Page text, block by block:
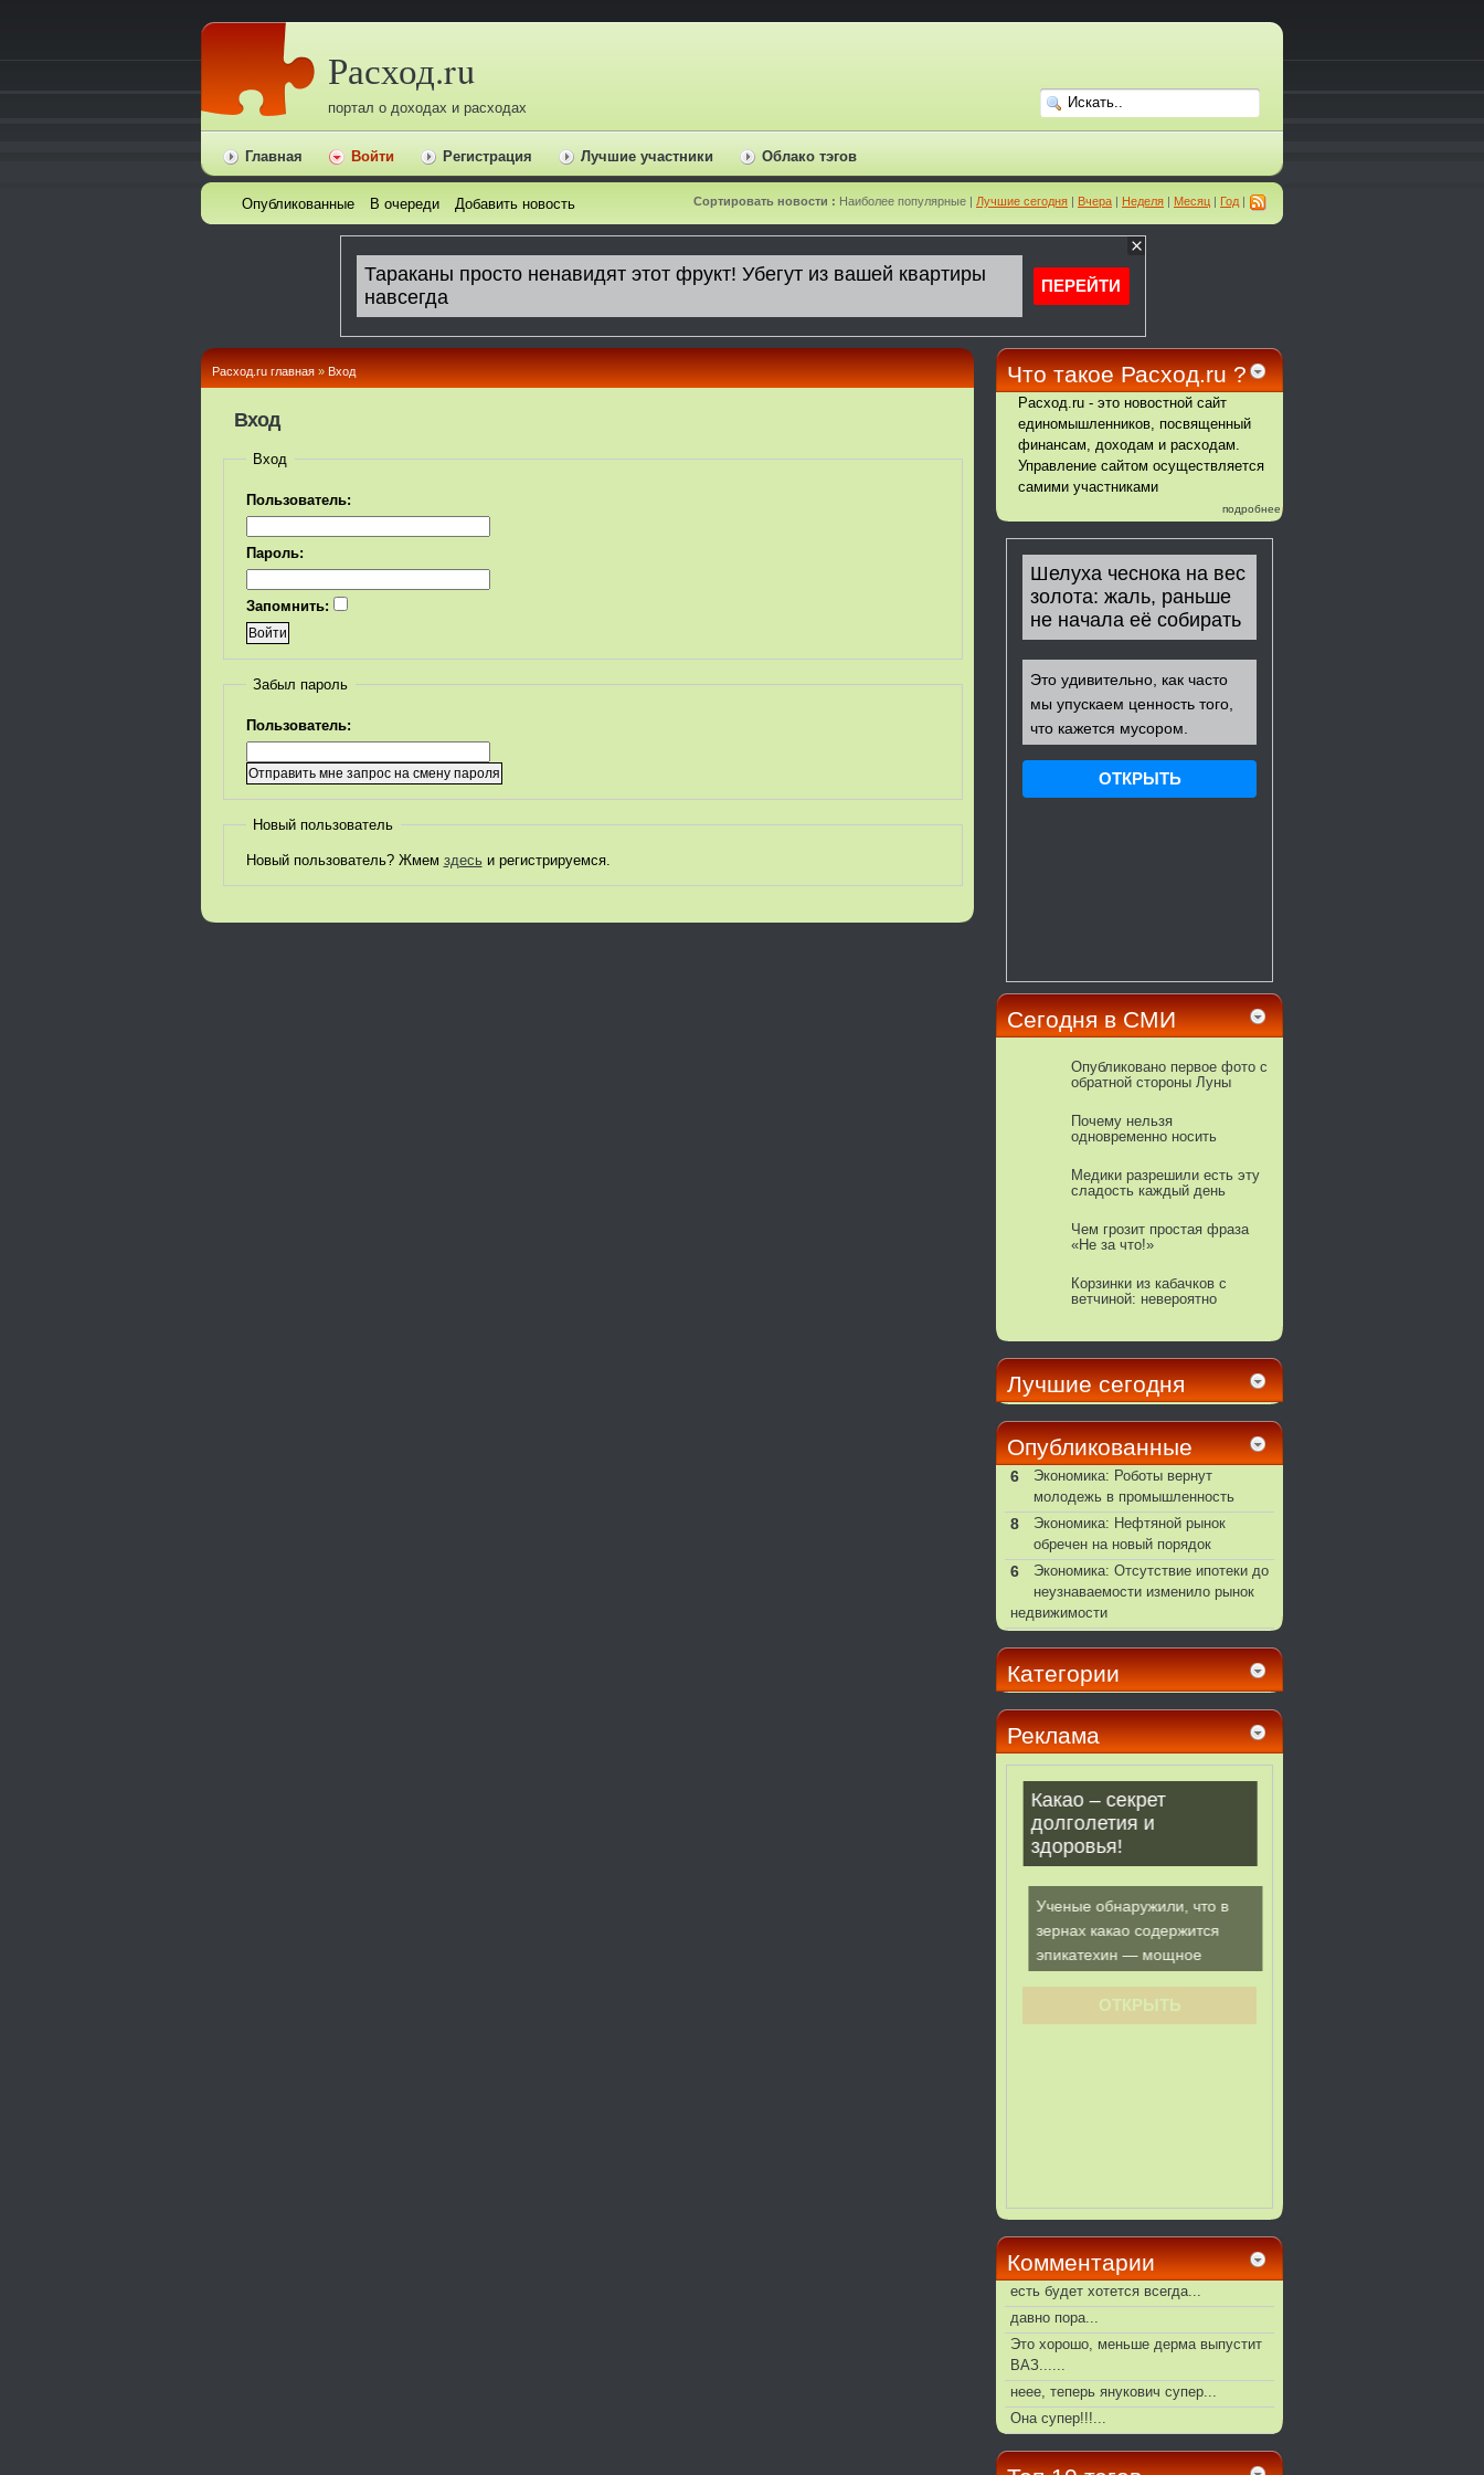
Расход.ru
портал о доходах и расходах
Главная Войти Регистрация Лучшие участники Облако тэгов
Сортировать новости : Наиболее популярные | Лучшие сегодня | Вчера | Неделя | Месяц | Год |
Опубликованные В очереди Добавить новость
Расход.ru главная » Вход
Вход
Вход
Пользователь:
Пароль:
Запомнить:
Забыл пароль
Пользователь:
Новый пользователь
Новый пользователь? Жмем здесьи регистрируемся.
Что такое Расход.ru ?
Расход.ru - это новостной сайт
единомышленников, посвященный
финансам, доходам и расходам.
Управление сайтом осуществляется
самими участниками
подробнее
Сегодня в СМИ
Опубликовано первое фото с
обратной стороны Луны
Почему нельзя
одновременно носить
серебра
Медики разрешили есть эту
сладость каждый день
Чем грозит простая фраза
«Не за что!»
Корзинки из кабачков с
ветчиной: невероятно
Лучшие сегодня
Опубликованные
6
Экономика: Роботы вернут
молодежь в промышленность
8
Экономика: Нефтяной рынок
обречен на новый порядок
6
Экономика: Отсутствие ипотеки до
неузнаваемости изменило рынок
недвижимости
Категории
Реклама
Комментарии
есть будет хотется всегда...
давно пора...
Это хорошо, меньше дерма выпустит
ВАЗ......
неее, теперь янукович супер...
Она супер!!!...